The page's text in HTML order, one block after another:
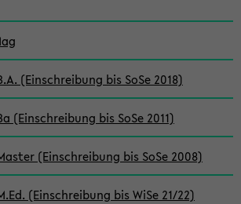
(Einschreibung bis SoSe 2018)
(Einschreibung bis SoSe 2011)
(Einschreibung bis SoSe 2008)
(Einschreibung bis WiSe 21/22)